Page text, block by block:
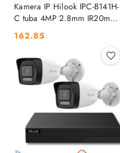
Kamera IP Hilook IPC-B141H-
C tuba 4MP 2.8mm IR20m
PoE HILOOK
Cena:
162.85